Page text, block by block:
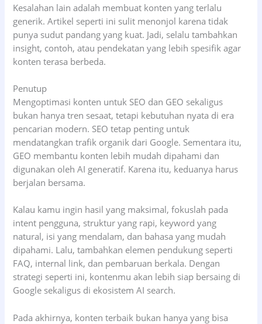
Kesalahan lain adalah membuat konten yang terlalu
generik. Artikel seperti ini sulit menonjol karena tidak
punya sudut pandang yang kuat. Jadi, selalu tambahkan
insight, contoh, atau pendekatan yang lebih spesifik agar
konten terasa berbeda.
Penutup
Mengoptimasi konten untuk SEO dan GEO sekaligus
bukan hanya tren sesaat, tetapi kebutuhan nyata di era
pencarian modern. SEO tetap penting untuk
mendatangkan trafik organik dari Google. Sementara itu,
GEO membantu konten lebih mudah dipahami dan
digunakan oleh AI generatif. Karena itu, keduanya harus
berjalan bersama.
Kalau kamu ingin hasil yang maksimal, fokuslah pada
intent pengguna, struktur yang rapi, keyword yang
natural, isi yang mendalam, dan bahasa yang mudah
dipahami. Lalu, tambahkan elemen pendukung seperti
FAQ, internal link, dan pembaruan berkala. Dengan
strategi seperti ini, kontenmu akan lebih siap bersaing di
Google sekaligus di ekosistem AI search.
Pada akhirnya, konten terbaik bukan hanya yang bisa